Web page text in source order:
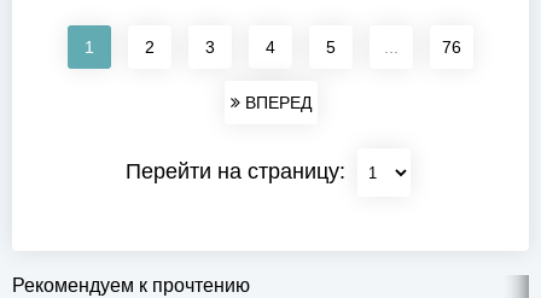
1 2 3 4 5 ... 76
ВПЕРЕД
Перейти на страницу:
Рекомендуем к прочтению